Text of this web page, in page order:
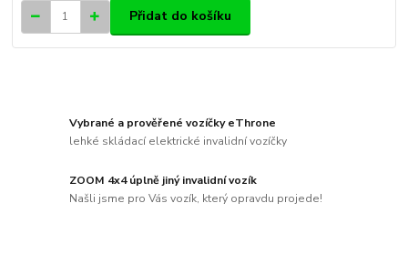
Přidat do košíku
Vybrané a prověřené vozíčky eThrone
lehké skládací elektrické invalidní vozíčky
ZOOM 4x4 úplně jiný invalidní vozík
Našli jsme pro Vás vozík, který opravdu projede!